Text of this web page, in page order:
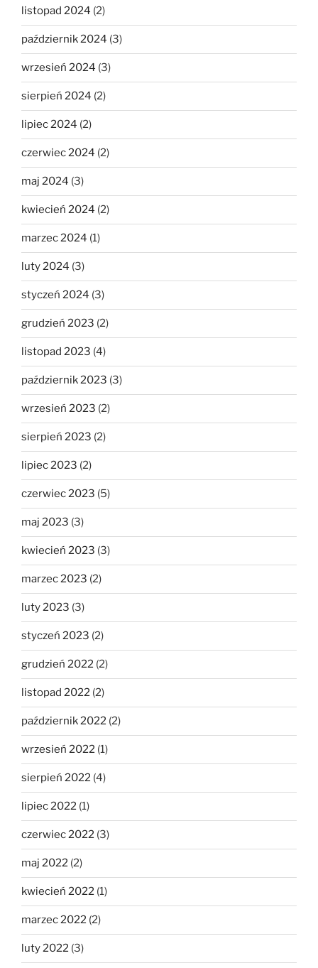
listopad 2024 (2)
październik 2024 (3)
wrzesień 2024 (3)
sierpień 2024 (2)
lipiec 2024 (2)
czerwiec 2024 (2)
maj 2024 (3)
kwiecień 2024 (2)
marzec 2024 (1)
luty 2024 (3)
styczeń 2024 (3)
grudzień 2023 (2)
listopad 2023 (4)
październik 2023 (3)
wrzesień 2023 (2)
sierpień 2023 (2)
lipiec 2023 (2)
czerwiec 2023 (5)
maj 2023 (3)
kwiecień 2023 (3)
marzec 2023 (2)
luty 2023 (3)
styczeń 2023 (2)
grudzień 2022 (2)
listopad 2022 (2)
październik 2022 (2)
wrzesień 2022 (1)
sierpień 2022 (4)
lipiec 2022 (1)
czerwiec 2022 (3)
maj 2022 (2)
kwiecień 2022 (1)
marzec 2022 (2)
luty 2022 (3)